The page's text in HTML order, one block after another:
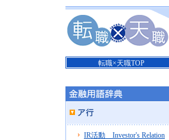
転職×天職TOP
IR活動 Investor's Relation